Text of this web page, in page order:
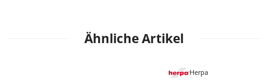
Ähnliche Artikel
Herpa